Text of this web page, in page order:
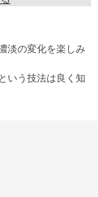
淡の変化を楽しみ
いう技法は良く知